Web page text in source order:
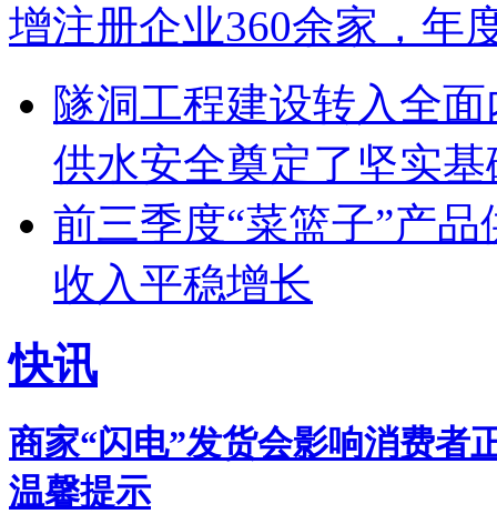
增注册企业360余家，年
隧洞工程建设转入全
供水安全奠定了坚实基
前三季度“菜篮子”产
收入平稳增长
快讯
商家“闪电”发货会影响消费者
温馨提示